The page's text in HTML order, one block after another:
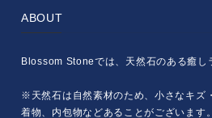
ABOUT
Blossom Stoneでは、天然石のある癒し
※天然石は自然素材のため、小さなキズ
着物、内包物などあることがございます